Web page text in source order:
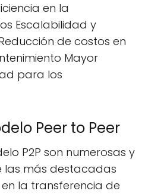
en la
Escalabilidad y
de costos en
Mayor
para los
Peer to Peer
P2P son numerosas y
las más destacadas
la transferencia de